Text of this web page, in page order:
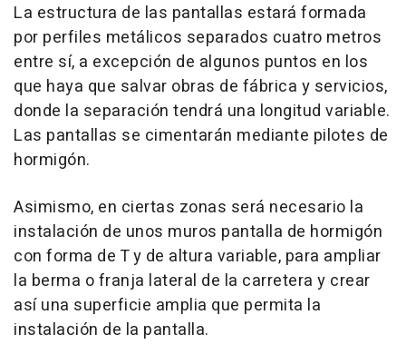
La estructura de las pantallas estará formada
por perfiles metálicos separados cuatro metros
entre sí, a excepción de algunos puntos en los
que haya que salvar obras de fábrica y servicios,
donde la separación tendrá una longitud variable.
Las pantallas se cimentarán mediante pilotes de
hormigón.
Asimismo, en ciertas zonas será necesario la
instalación de unos muros pantalla de hormigón
con forma de T y de altura variable, para ampliar
la berma o franja lateral de la carretera y crear
así una superficie amplia que permita la
instalación de la pantalla.